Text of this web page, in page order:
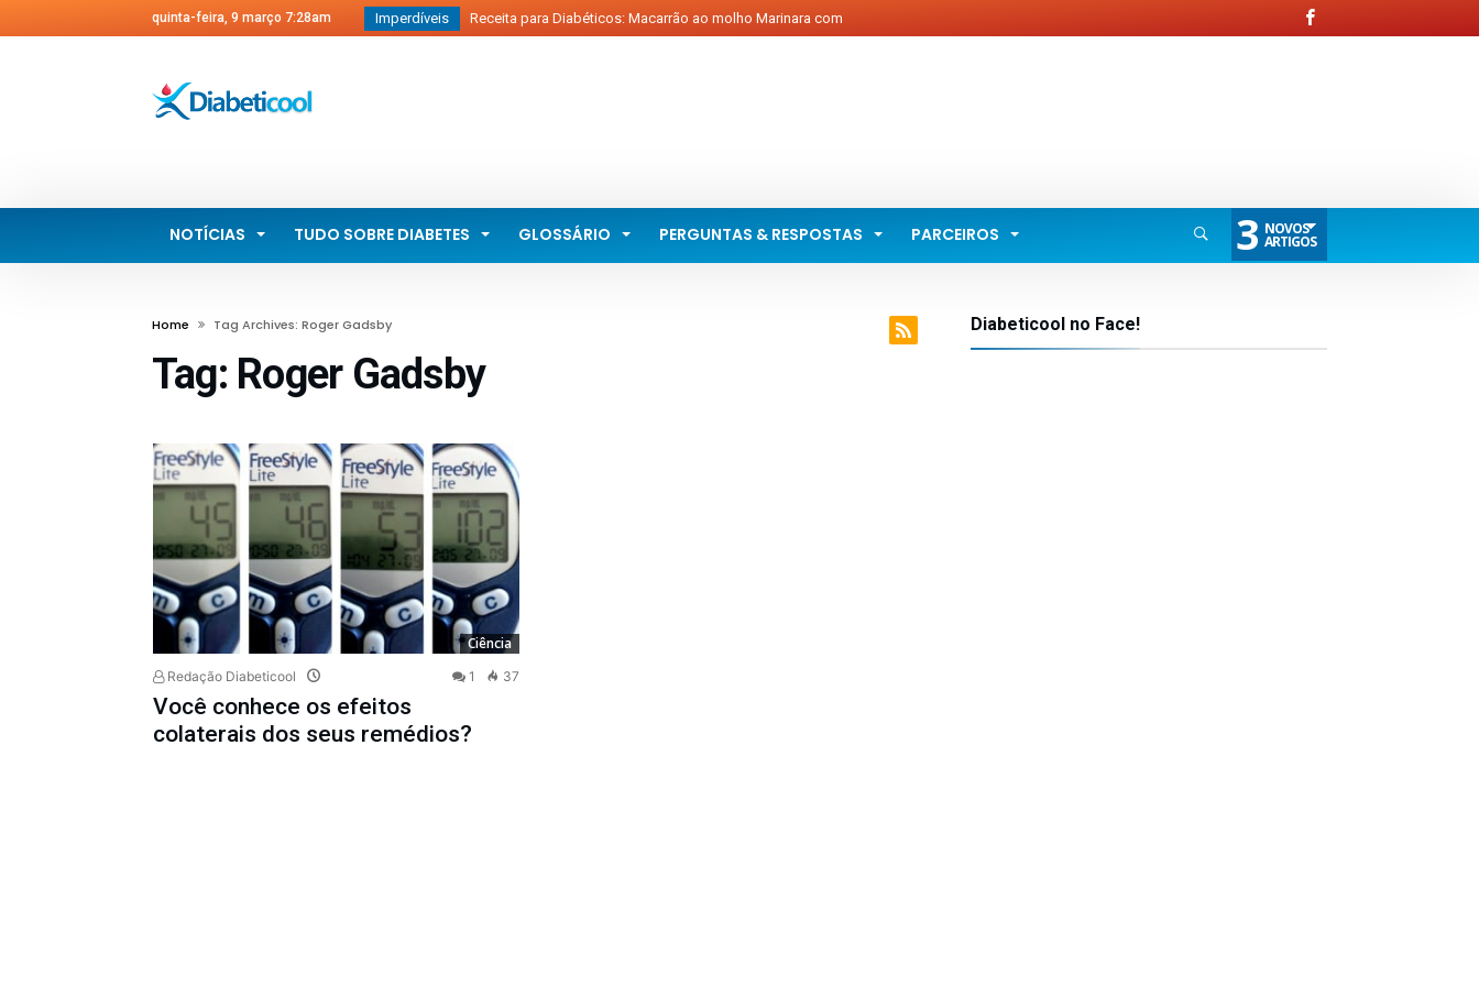
quinta-feira, 9 março 7:28am Imperdíveis Receita para Diabéticos: Macarrão ao molho Marinara com
NOTÍCIAS TUDO SOBRE DIABETES GLOSSÁRIO PERGUNTAS & RESPOSTAS PARCEIROS 3 NOVOS
ARTIGOS
Home Tag Archives: Roger Gadsby
Tag: Roger Gadsby
Ciência
Redação Diabeticool 1 37
Você conhece os efeitos
colaterais dos seus remédios?
Diabeticool no Face!